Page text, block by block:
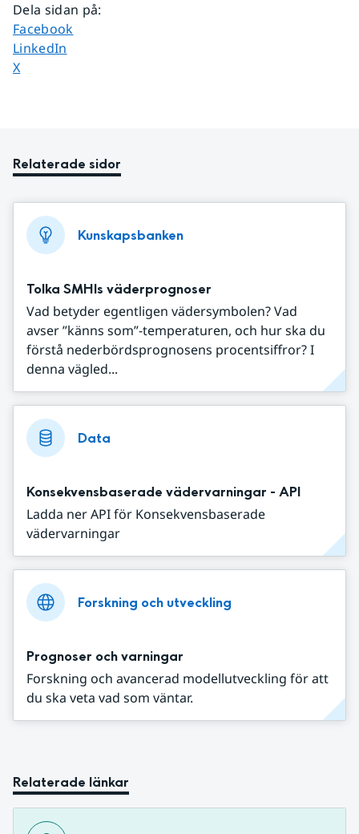
Dela sidan på:
Dela sidan på
Facebook
Dela sidan på
LinkedIn
Dela sidan på
X
Relaterade sidor
Kunskapsbanken
Tolka SMHIs väderprognoser
Vad betyder egentligen vädersymbolen? Vad
avser ”känns som”-temperaturen, och hur ska du
förstå nederbördsprognosens procentsiffror? I
denna vägled...
Data
Konsekvensbaserade vädervarningar - API
Ladda ner API för Konsekvensbaserade
vädervarningar
Forskning och utveckling
Prognoser och varningar
Forskning och avancerad modellutveckling för att
du ska veta vad som väntar.
Relaterade länkar